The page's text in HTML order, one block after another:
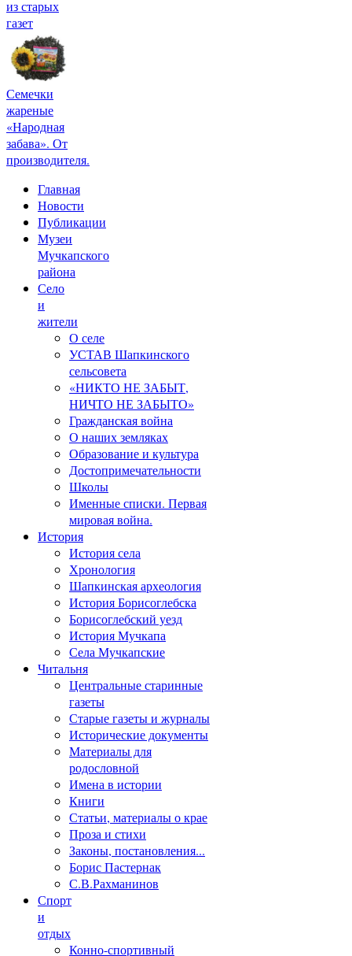
из старых
газет
Семечки
жареные
«Народная
забава». От
производителя.
Главная
Новости
Публикации
Музеи
Мучкапского
района
Село
и
жители
О селе
УСТАВ Шапкинского
сельсовета
«НИКТО НЕ ЗАБЫТ,
НИЧТО НЕ ЗАБЫТО»
Гражданская война
О наших земляках
Образование и культура
Достопримечательности
Школы
Именные списки. Первая
мировая война.
История
История села
Хронология
Шапкинская археология
История Борисоглебска
Борисоглебский уезд
История Мучкапа
Села Мучкапские
Читальня
Центральные старинные
газеты
Старые газеты и журналы
Исторические документы
Материалы для
родословной
Имена в истории
Книги
Статьи, материалы о крае
Проза и стихи
Законы, постановления...
Борис Пастернак
С.В.Рахманинов
Спорт
и
отдых
Конно-спортивный